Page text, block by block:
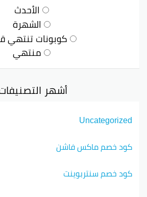
الأحدث
الشهرة
كوبونات تنتهي
منتهي
أشهر
Uncategorized
كود خصم ماكس فاشن
كود خصم سنتربوينت